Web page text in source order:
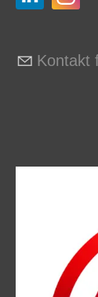
Kontakt